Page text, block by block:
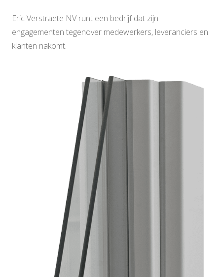
Eric Verstraete NV runt een bedrijf dat zijn
engagementen tegenover medewerkers, leveranciers en
klanten nakomt.